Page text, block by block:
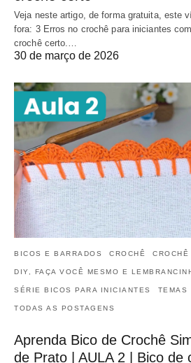
Veja neste artigo, de forma gratuita, este
fora: 3 Erros no crochê para iniciantes
crochê certo.…
30 de março de 2026
BICOS E BARRADOS CROCHÊ CROCHÊ
DIY, FAÇA VOCÊ MESMO E
SÉRIE BICOS PARA INICIANTES TEMAS
TODAS AS POSTAGENS
Aprenda Bico de Crochê
de Prato | AULA 2 | Bico de